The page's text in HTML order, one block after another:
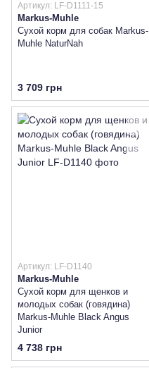
Артикул: LF-D1111-15
Markus-Muhle
Сухой корм для собак Markus-
Muhle NaturNah
3 709 грн
Артикул: LF-D1140
Markus-Muhle
Сухой корм для щенков и
молодых собак (говядина)
Markus-Muhle Black Angus
Junior
4 738 грн